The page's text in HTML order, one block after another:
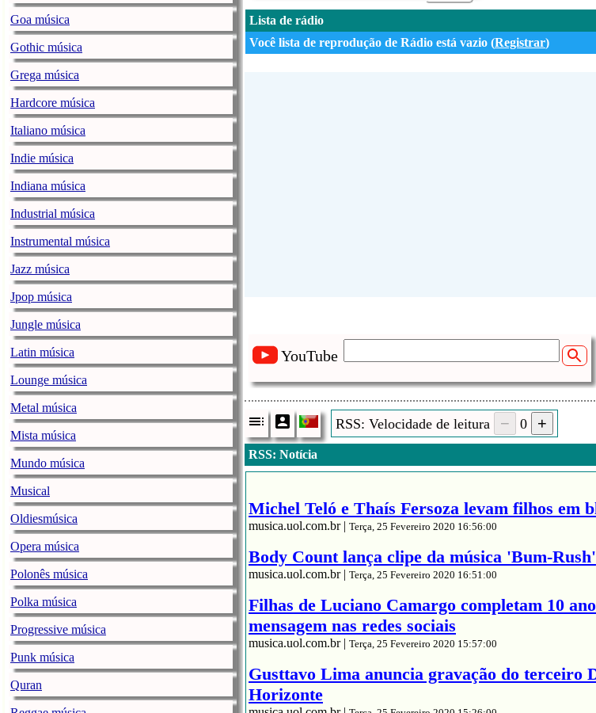
Goa música
Gothic música
Grega música
Hardcore música
Italiano música
Indie música
Indiana música
Industrial música
Instrumental música
Jazz música
Jpop música
Jungle música
Latin música
Lounge música
Metal música
Mista música
Mundo música
Musical
Oldiesmúsica
Opera música
Polonês música
Polka música
Progressive música
Punk música
Quran
Lista de rádio
Você lista de reprodução de Rádio está vazio (Registrar)
YouTube
RSS: Velocidade de leitura 0
RSS: Notícia
Michel Teló e Thaís Fersoza levam filhos em
musica.uol.com.br | Terça, 25 Fevereiro 2020 16:56:00
Body Count lança clipe da música 'Bum-Rush'
musica.uol.com.br | Terça, 25 Fevereiro 2020 16:51:00
Filhas de Luciano Camargo completam 10
mensagem nas redes sociais
musica.uol.com.br | Terça, 25 Fevereiro 2020 15:57:00
Gusttavo Lima anuncia gravação do terceiro
Horizonte